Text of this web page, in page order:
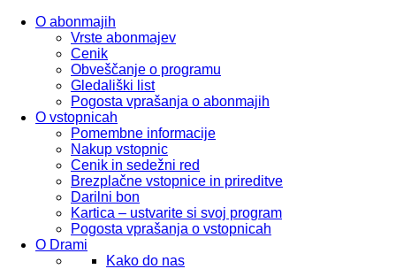
O abonmajih
Vrste abonmajev
Cenik
Obveščanje o programu
Gledališki list
Pogosta vprašanja o abonmajih
O vstopnicah
Pomembne informacije
Nakup vstopnic
Cenik in sedežni red
Brezplačne vstopnice in prireditve
Darilni bon
Kartica – ustvarite si svoj program
Pogosta vprašanja o vstopnicah
O Drami
Kako do nas